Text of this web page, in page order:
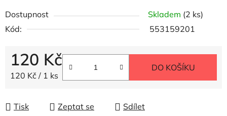
Dostupnost Skladem (2 ks)
Kód:
553159201
120 Kč
Měrná cena:
120 Kč / 1 ks
DO KOŠÍKU
Tisk Zeptat se Sdílet